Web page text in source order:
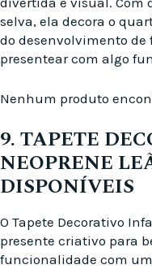
selva, ela decora o
do desenvolvimento
presentear com algo
Nenhum produto
9. TAPETE
NEOPRENE
DISPONÍVEIS
O Tapete Decorativo
presente criativo para
funcionalidade com